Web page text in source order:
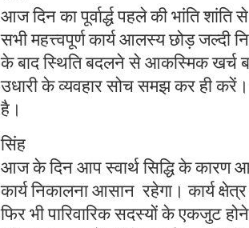
आज दिन का पूर्वार्द्ध पहले की भांति
सभी महत्त्वपूर्ण कार्य आलस्य छोड़ जल्दी
के बाद स्थिति बदलने से आकस्मिक खर्च
उधारी के व्यवहार सोच समझ कर ही
है।
सिंह
आज के दिन आप स्वार्थ सिद्धि के कारण
कार्य निकालना आसान रहेगा। कार्य
फिर भी पारिवारिक सदस्यों के एकजुट